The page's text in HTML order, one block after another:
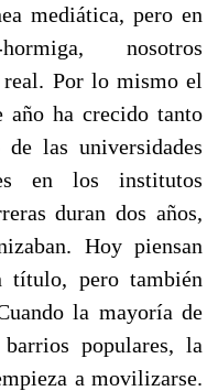
mediática, pero en
nosotros
Por lo mismo el
año ha crecido tanto
las universidades
en los institutos
duran dos años,
Hoy piensan
título, pero también
la mayoría de
populares, la
a movilizarse.